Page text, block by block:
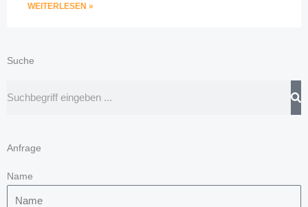
WEITERLESEN »
Suche
Anfrage
Name